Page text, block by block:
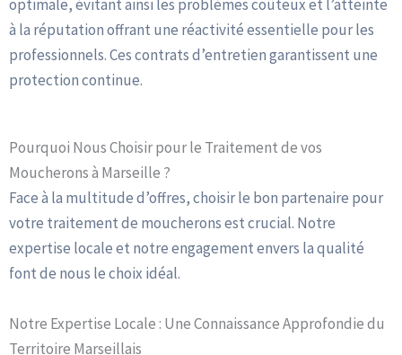
optimale, évitant ainsi les problèmes coûteux et l’atteinte
à la réputation offrant une réactivité essentielle pour les
professionnels. Ces contrats d’entretien garantissent une
protection continue.
Pourquoi Nous Choisir pour le Traitement de vos
Moucherons à Marseille ?
Face à la multitude d’offres, choisir le bon partenaire pour
votre traitement de moucherons est crucial. Notre
expertise locale et notre engagement envers la qualité
font de nous le choix idéal.
Notre Expertise Locale : Une Connaissance Approfondie du
Territoire Marseillais